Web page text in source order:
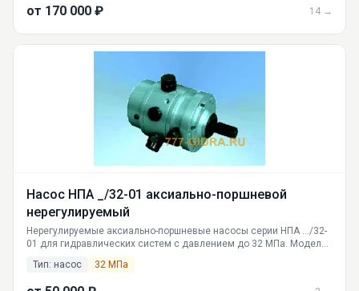
от 170 000 ₽ 14 →
Насос НПА _/32-01 аксиально-поршневой
нерегулируемый
Нерегулируемые аксиально-поршневые насосы серии НПА .../32-
01 для гидравлических систем с давлением до 32 МПа. Модели
Закажите у официального поставщика ГИДРАВЛИКА.
Тип: насос 32 МПа